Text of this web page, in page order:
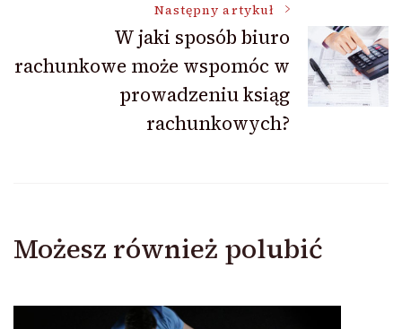
Następny artykuł
W jaki sposób biuro
rachunkowe może wspomóc w
prowadzeniu ksiąg
rachunkowych?
Możesz również polubić